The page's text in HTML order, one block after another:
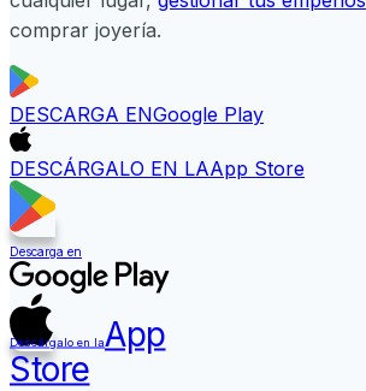
comprar joyería.
DESCARGA ENGoogle Play
DESCÁRGALO EN LAApp Store
Descarga en
Descárgalo en laApp
Store